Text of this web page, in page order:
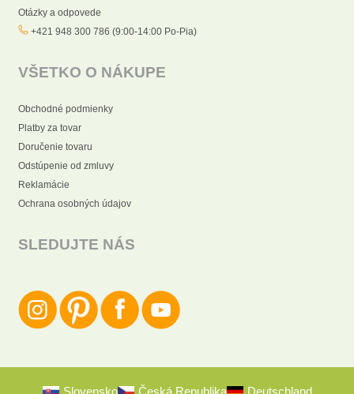
Otázky a odpovede
+421 948 300 786 (9:00-14:00 Po-Pia)
VŠETKO O NÁKUPE
Obchodné podmienky
Platby za tovar
Doručenie tovaru
Odstúpenie od zmluvy
Reklamácie
Ochrana osobných údajov
SLEDUJTE NÁS